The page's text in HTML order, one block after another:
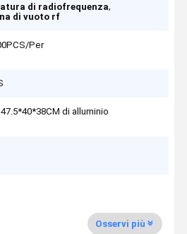
di radiofrequenza,
di vuoto rf
Per
di alluminio
Osservi più